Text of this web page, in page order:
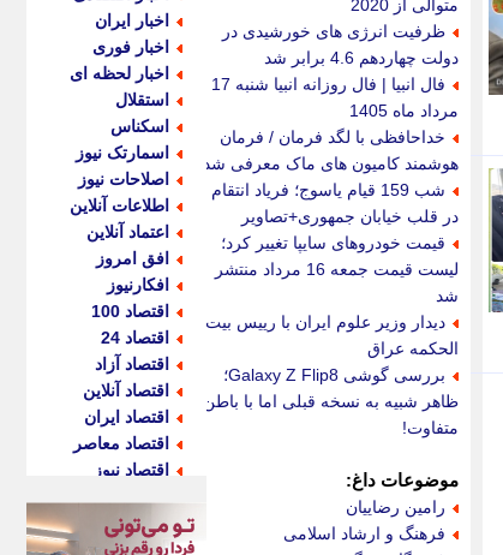
متوالی از 2020
ظرفیت انرژی های خورشیدی در
دولت چهاردهم 4.6 برابر شد
فال انبیا | فال روزانه انبیا شنبه 17
مرداد ماه 1405
خداحافظی با لگد فرمان / فرمان
هوشمند کامیون های ماک معرفی شد
شب 159 قیام یاسوج؛ فریاد انتقام
در قلب خیابان جمهوری+تصاویر
قیمت خودروهای سایپا تغییر کرد؛
لیست قیمت جمعه 16 مرداد منتشر
شد
دیدار وزیر علوم ایران با رییس بیت
الحکمه عراق
بررسی گوشی Galaxy Z Flip8؛
ظاهر شبیه به نسخه قبلی اما با باطن
متفاوت!
موضوعات داغ:
رامین رضاییان
فرهنگ و ارشاد اسلامی
اخبار ایران
اخبار فوری
اخبار لحظه ای
استقلال
اسکناس
اسمارتک نیوز
اصلاحات نیوز
اطلاعات آنلاین
اعتماد آنلاین
افق امروز
افکارنیوز
اقتصاد 100
اقتصاد 24
اقتصاد آزاد
اقتصاد آنلاین
اقتصاد ایران
اقتصاد معاصر
اقتصاد نیوز
اکوفارس
اکونگار